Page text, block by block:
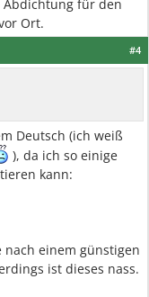
für den
Ort.
#4
Deutsch (ich weiß
), da ich so einige
kann:
einem günstigen
ist dieses nass.